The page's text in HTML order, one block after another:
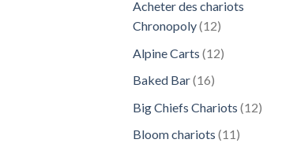
Acheter des chariots
Chronopoly 1212
Alpine Carts 1212
Baked Bar 1616
Big Chiefs Chariots 1212
Bloom chariots 1111